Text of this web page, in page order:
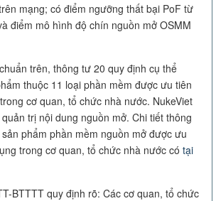
mạng; có điểm ngưỡng thất bại PoF từ
điểm mô hình độ chín nguồn mở OSMM
trên, thông tư 20 quy định cụ thể
thuộc 11 loại phần mềm được ưu tiên
cơ quan, tổ chức nhà nước. NukeViet
trị nội dung nguồn mở. Chi tiết thông
phẩm phần mềm nguồn mở được ưu
trong cơ quan, tổ chức nhà nước có tại
BTTTT quy định rõ: Các cơ quan, tổ chức